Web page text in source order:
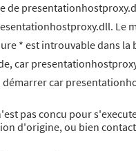
de
Le
* est introuvable dans
car
car
pas concu pour
d'origine, ou bien